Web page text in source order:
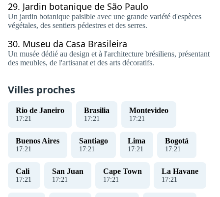
29. Jardin botanique de São Paulo
Un jardin botanique paisible avec une grande variété d'espèces
végétales, des sentiers pédestres et des serres.
30. Museu da Casa Brasileira
Un musée dédié au design et à l'architecture brésiliens, présentant
des meubles, de l'artisanat et des arts décoratifs.
Villes proches
Rio de Janeiro
17:22
Brasilia
17:22
Montevideo
17:22
Buenos Aires
17:22
Santiago
17:22
Lima
17:22
Bogotá
17:22
Cali
17:22
San Juan
17:22
Cape Town
17:22
La Havane
17:22